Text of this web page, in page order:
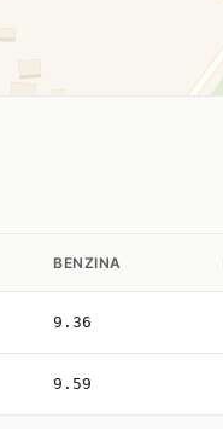
BENZINA
9.36
9.59